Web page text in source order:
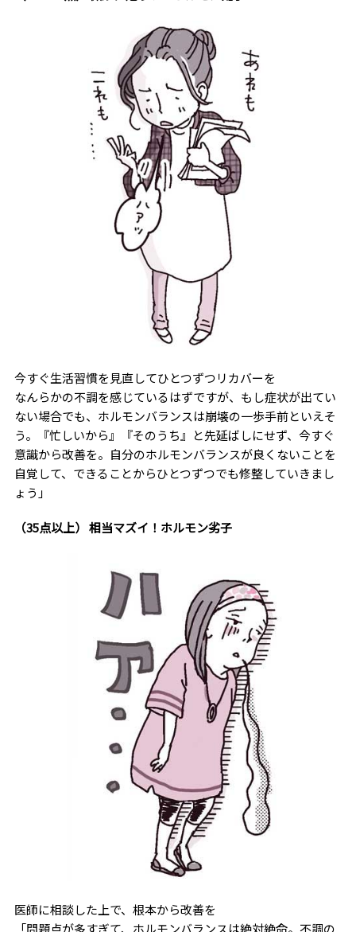
今すぐ生活習慣を見直してひとつずつリカバーを
なんらかの不調を感じているはずですが、もし症状が出てい
ない場合でも、ホルモンバランスは崩壊の一歩手前といえそ
う。『忙しいから』『そのうち』と先延ばしにせず、今すぐ
意識から改善を。自分のホルモンバランスが良くないことを
自覚して、できることからひとつずつでも修整していきまし
ょう」
（35点以上） 相当マズイ！ホルモン劣子
医師に相談した上で、根本から改善を
「問題点が多すぎて、ホルモンバランスは絶対絶命。不調の